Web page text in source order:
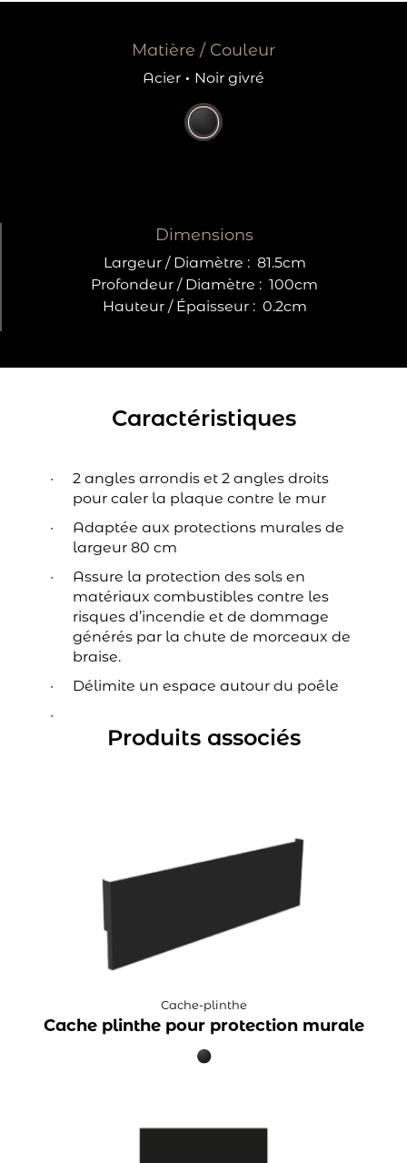
Matière / Couleur
Acier · Noir givré
Dimensions
Largeur / Diamètre : 81.5cm
Profondeur / Diamètre : 100cm
Hauteur / Épaisseur : 0.2cm
Caractéristiques
2 angles arrondis et 2 angles droits
pour caler la plaque contre le mur
Adaptée aux protections murales de
largeur 80 cm
Assure la protection des sols en
matériaux combustibles contre les
risques d’incendie et de dommage
générés par la chute de morceaux de
braise.
Délimite un espace autour du poêle
Produits associés
Cache-plinthe
Cache plinthe pour protection murale